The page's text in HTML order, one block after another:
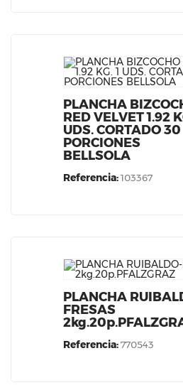
PLANCHA
RED VELVET 1.92
UDS. CORTADO 30
PORCIONES
BELLSOLA
Referencia:103367
PLANCHA
FRESAS
Referencia:770543